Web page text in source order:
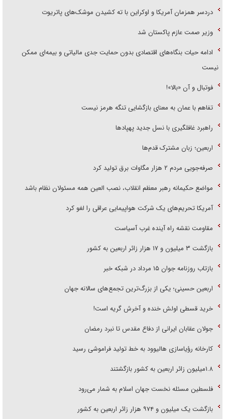
دردسر همزمان آمریکا و اوکراین با ته کشیدن موشک‌های پاتریوت
وزیر صمت عازم پاکستان شد
ادامه حیات بنگاه‌های اقتصادی بدون حمایت جدی مالیاتی و بیمه‌ای ممکن
نیست
فوتبال و آن «بالا»!
تفاهم با عمان به معنای بازگشایی تنگه هرمز نیست
راهبرد غافلگیری با نسل جدید پهپاد‌ها
اربعین؛ زبان مشترک قدم‌ها
صرفه‌جویی مردم ۲ هزار مگاوات برق تولید کرد
مواضع حکیمانه رهبر معظم انقلاب، نصب العین همه مسئولان نظام باشد
آمریکا تحریم‌های یک شرکت هواپیمایی عراقی را لغو کرد
مقاومت نقشه راه آینده غرب آسیاست
بازگشت ۳ میلیون و ۱۷ هزار زائر اربعین به کشور
بازتاب روزنامه جوان ۱۵ مرداد در شبکه خبر
اربعین حسینی؛ یکی از بزرگ‌ترین تجمع‌های سالانه جهان
خرید قسطی اولش خنده و آخرش گریه است!
جولان عقابان ایرانی از دفاع مقدس تا نبرد رمضان
کارخانه رؤیاسازی هالیوود به خط تولید فراموشی رسید
۱.۸میلیون زائر اربعین به کشور بازگشتند
فلسطین مسئله نخست جهان اسلام به شمار می‌رود
بازگشت یک میلیون و ۹۷۴ هزار زائر اربعین به کشور